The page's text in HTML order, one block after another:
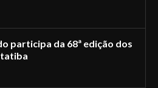
participa da 68ª edição dos